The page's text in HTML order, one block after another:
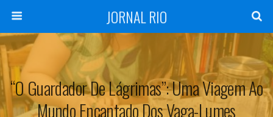
JORNAL RIO
“O Guardador De Lágrimas”: Uma Viagem Ao
Mundo Encantado Dos Vaga-Lumes